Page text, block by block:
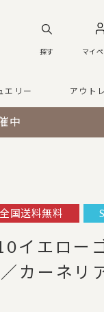
探す マイ
エリー アウト
中
全国送料無料
イエロー
カーネリ